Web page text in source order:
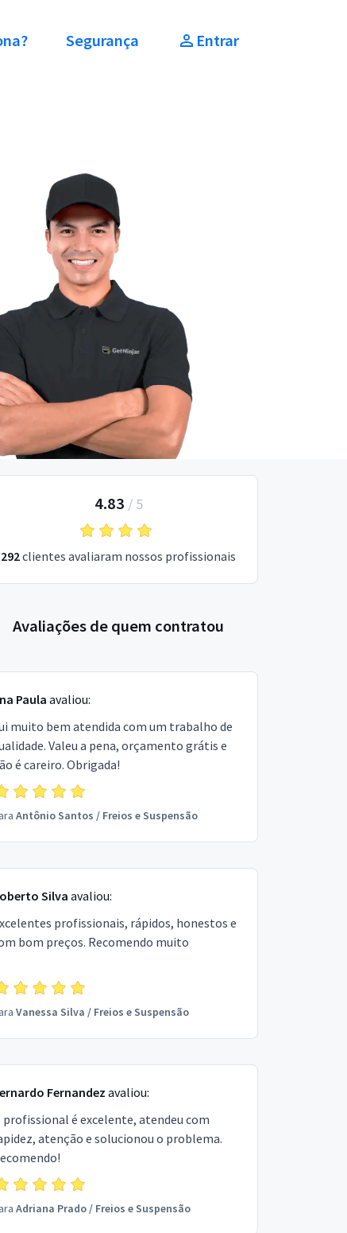
Segurança Entrar
4.83 / 5
292clientes avaliaram nossos profissionais
Avaliações de quem contratou
Paula avaliou:
muito bem atendida com um trabalho de
Valeu a pena, orçamento grátis e
é careiro. Obrigada!
Antônio Santos / Freios e Suspensão
Silva avaliou:
profissionais, rápidos, honestos e
bom preços. Recomendo muito
Vanessa Silva / Freios e Suspensão
Fernandez avaliou:
profissional é excelente, atendeu com
atenção e solucionou o problema.
Adriana Prado/ Freios e Suspensão